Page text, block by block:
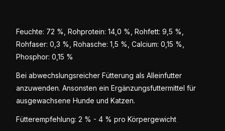
Feuchte: 72 %, Rohprotein: 14,0 %, Rohfett: 9,5 %,
Rohfaser: 0,3 %, Rohasche: 1,5 %, Calcium: 0,15 %,
Phosphor: 0,15 %
Bei abwechslungsreicher Fütterung als Alleinfutter
anzuwenden. Ansonsten ein Ergänzungsfuttermittel für
ausgewachsene Hunde und Katzen.
Fütterempfehlung: 2 % - 4 % pro Körpergewicht